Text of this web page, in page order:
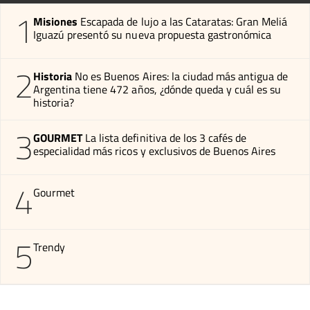
1 Misiones Escapada de lujo a las Cataratas: Gran Meliá
Iguazú presentó su nueva propuesta gastronómica
2Historia No es Buenos Aires: la ciudad más antigua de
Argentina tiene 472 años, ¿dónde queda y cuál es su
historia?
3GOURMET La lista definitiva de los 3 cafés de
especialidad más ricos y exclusivos de Buenos Aires
4Gourmet
5Trendy